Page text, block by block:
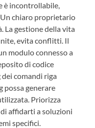
è incontrollabile,
chiaro proprietario
La gestione della vita
evita conflitti. Il
modulo connesso a
di codice
dei comandi riga
possa generare
Priorizza
affidarti a soluzioni
specifici.